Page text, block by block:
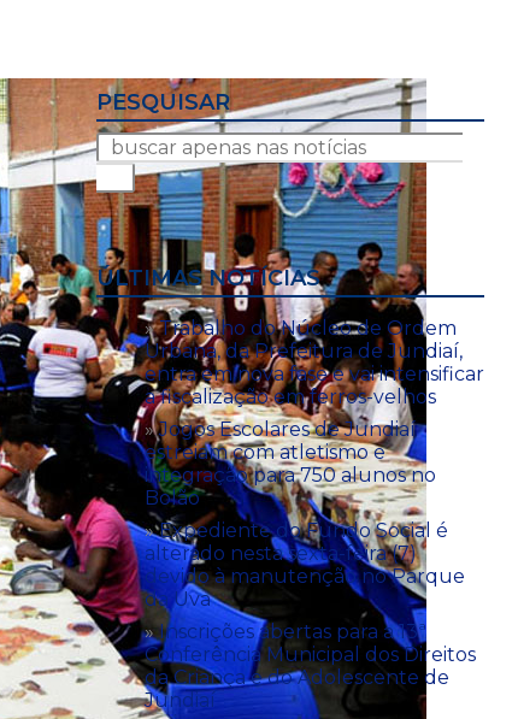
PESQUISAR
ÚLTIMAS NOTÍCIAS
Trabalho do Núcleo de Ordem
Urbana, da Prefeitura de Jundiaí,
entra em nova fase e vai intensificar
a fiscalização em ferros-velhos
Jogos Escolares de Jundiaí
estreiam com atletismo e
integração para 750 alunos no
Bolão
Expediente do Fundo Social é
alterado nesta sexta-feira (7)
devido à manutenção no Parque
da Uva
Inscrições abertas para a 13ª
Conferência Municipal dos Direitos
da Criança e do Adolescente de
Jundiaí